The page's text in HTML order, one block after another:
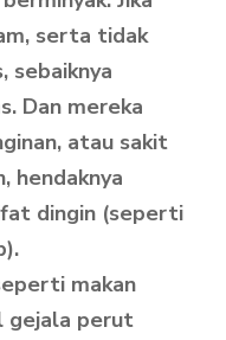
serta tidak
sebaiknya
Dan mereka
atau sakit
hendaknya
dingin (seperti
makan
gejala perut